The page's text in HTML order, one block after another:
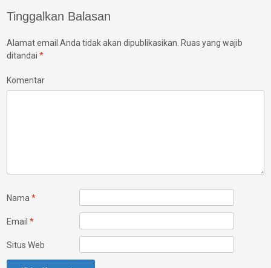
Tinggalkan Balasan
Alamat email Anda tidak akan dipublikasikan. Ruas yang wajib
ditandai*
Komentar
Nama*
Email*
Situs Web